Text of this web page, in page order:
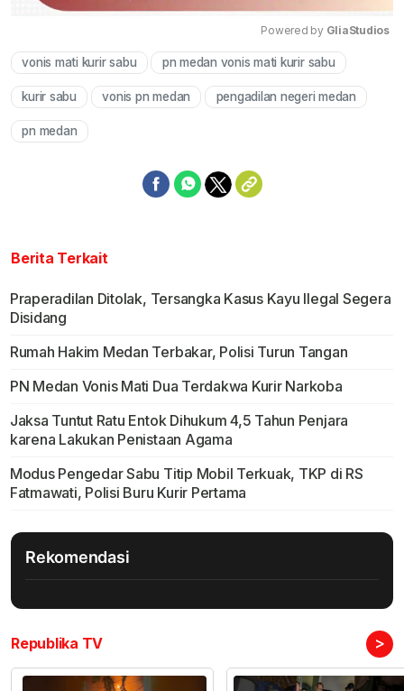
Mute
Powered by GliaStudios
vonis mati kurir sabu pn medan vonis mati kurir sabu
kurir sabu vonis pn medan pengadilan negeri medan
pn medan
Berita Terkait
Praperadilan Ditolak, Tersangka Kasus Kayu Ilegal Segera
Disidang
Rumah Hakim Medan Terbakar, Polisi Turun Tangan
PN Medan Vonis Mati Dua Terdakwa Kurir Narkoba
Jaksa Tuntut Ratu Entok Dihukum 4,5 Tahun Penjara
karena Lakukan Penistaan Agama
Modus Pengedar Sabu Titip Mobil Terkuak, TKP di RS
Fatmawati, Polisi Buru Kurir Pertama
Rekomendasi
Republika TV >